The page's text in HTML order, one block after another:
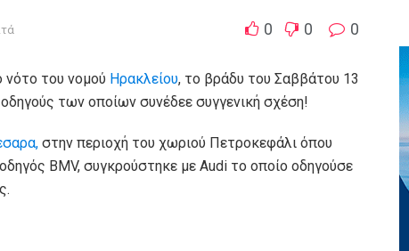
0 0 0
νότο του νομού Ηρακλείου, το βράδυ του Σαββάτου 13
των οποίων συνέδεε συγγενική σχέση!
στην περιοχή του χωριού Πετροκεφάλι όπου
ΒΜV, συγκρούστηκε με Audi το οποίο οδηγούσε